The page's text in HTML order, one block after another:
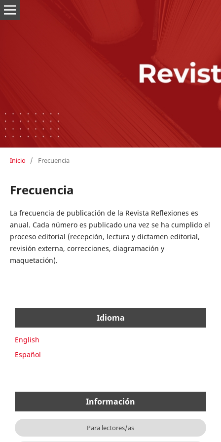
Inicio / Frecuencia
Frecuencia
La frecuencia de publicación de la Revista Reflexiones es
anual. Cada número es publicado una vez se ha cumplido el
proceso editorial (recepción, lectura y dictamen editorial,
revisión externa, correcciones, diagramación y
maquetación).
Idioma
English
Español
Información
Para lectores/as